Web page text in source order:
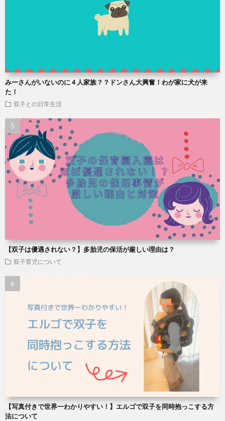
みーさんがいないのに４人家族？？ドンさん大興奮！わが家に犬が来
た！
双子との日常生活
【双子は優遇されない？】多胎児の保活が厳しい理由は？
双子育児について
【写真付きで世界一わかりやすい！】エルゴで双子を同時抱っこする方
法について